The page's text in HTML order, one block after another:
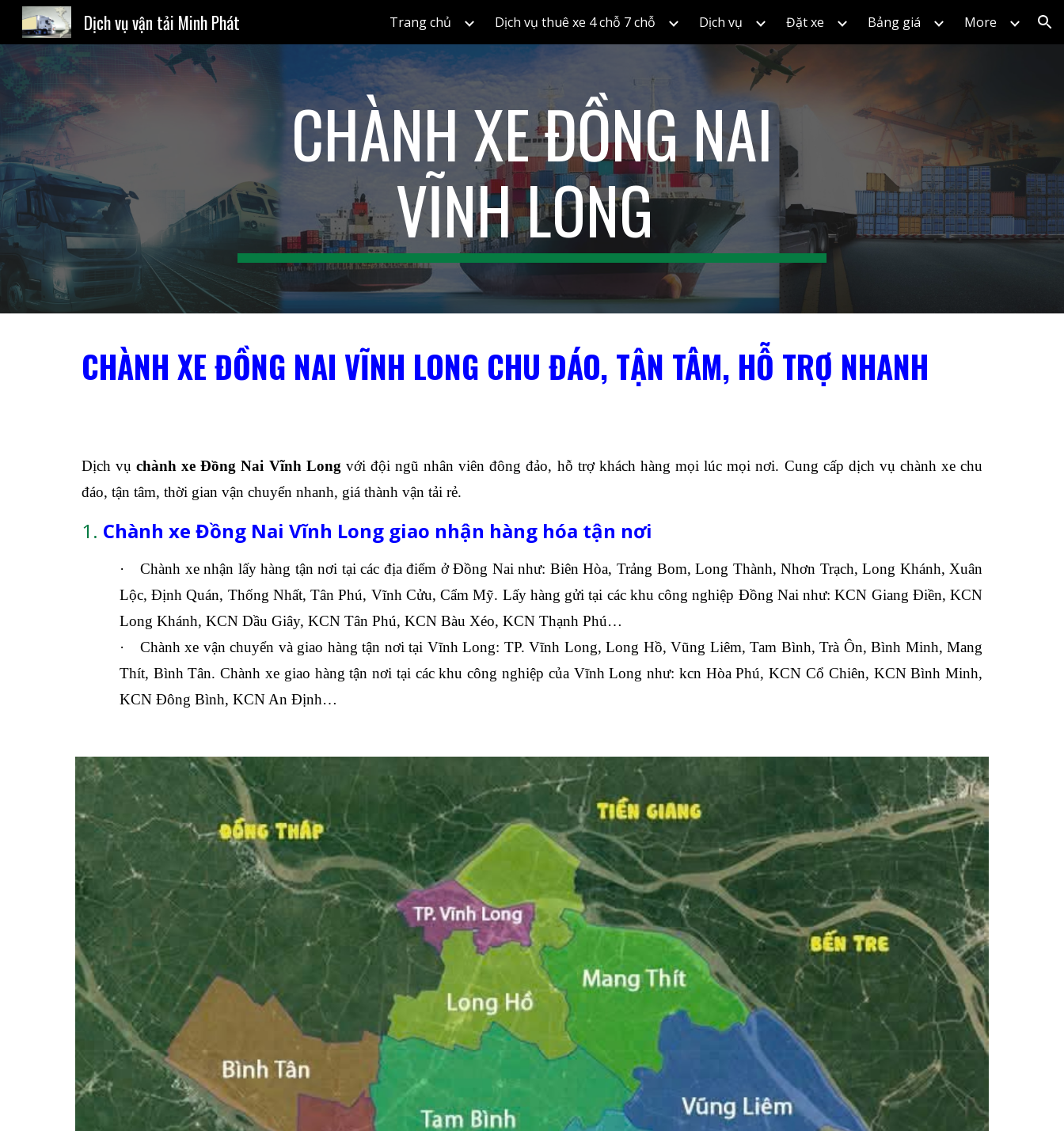
Skip to main content Skip to navigation
Dịch vụ vận tải Minh Phát Trang chủ Dịch vụ thuê xe 4 chỗ 7 chỗ Dịch vụ Đặt xe Bảng giá More
CHÀNH XE ĐỒNG NAI
VĨNH LONG
CHÀNH XE ĐỒNG NAI VĨNH LONG CHU ĐÁO, TẬN TÂM, HỖ TRỢ NHANH
Dịch vụchành xe Đồng Nai Vĩnh Long với đội ngũ nhân viên đông đảo, hỗ trợ khách hàng mọi lúc mọi nơi. Cung cấp dịch vụ chành xe chu
đáo, tận tâm, thời gian vận chuyển nhanh, giá thành vận tải rẻ.
1. Chành xe Đồng Nai Vĩnh Long giao nhận hàng hóa tận nơi
·
Chành xe nhận lấy hàng tận nơi tại các địa điểm ở Đồng Nai như: Biên Hòa, Trảng Bom, Long Thành, Nhơn Trạch, Long Khánh, Xuân
Lộc, Định Quán, Thống Nhất, Tân Phú, Vĩnh Cửu, Cẩm Mỹ. Lấy hàng gửi tại các khu công nghiệp Đồng Nai như: KCN Giang Điền, KCN
Long Khánh, KCN Dầu Giây, KCN Tân Phú, KCN Bàu Xéo, KCN Thạnh Phú…
·
Chành xe vận chuyển và giao hàng tận nơi tại Vĩnh Long: TP. Vĩnh Long, Long Hồ, Vũng Liêm, Tam Bình, Trà Ôn, Bình Minh, Mang
Thít, Bình Tân. Chành xe giao hàng tận nơi tại các khu công nghiệp của Vĩnh Long như: kcn Hòa Phú, KCN Cổ Chiên, KCN Bình Minh,
KCN Đông Bình, KCN An Định…